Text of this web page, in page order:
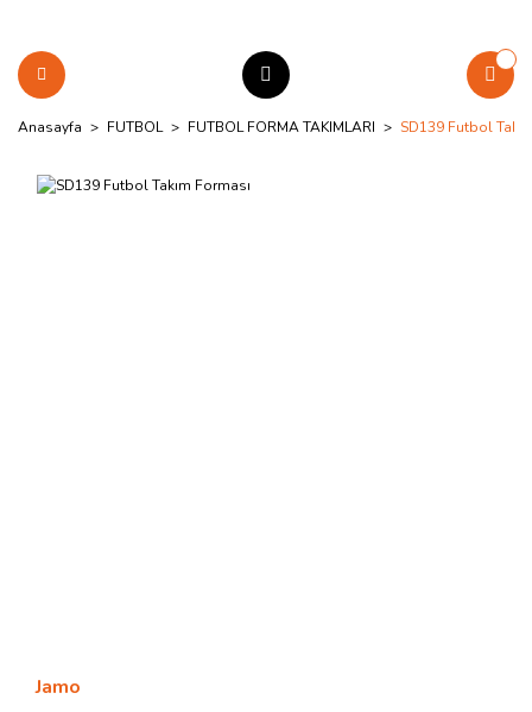
Anasayfa FUTBOL FUTBOL FORMA TAKIMLARI SD139 Futbol
Jamo